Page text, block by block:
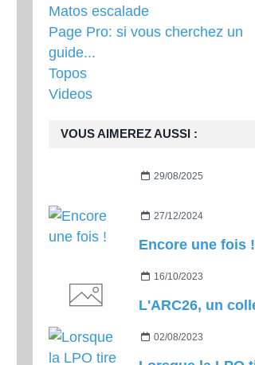
VOUS AIMEREZ AUSSI :
29/08/2025
27/12/2024
Encore une fois !
16/10/2023
02/08/2023
Matos escalade
Page Pro: si vous cherchez un
guide...
Topos
Videos